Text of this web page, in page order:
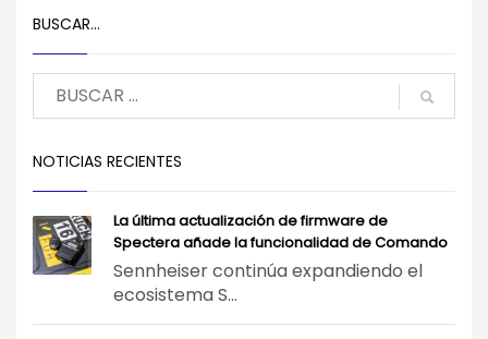
BUSCAR…
NOTICIAS RECIENTES
La última actualización de firmware de
Spectera añade la funcionalidad de Comando
Sennheiser continúa expandiendo el
ecosistema S...